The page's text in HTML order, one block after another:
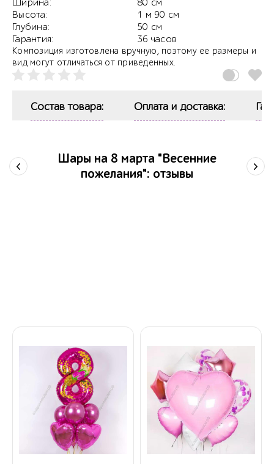
Высота:
Глубина:
Гарантия:
1 м 90 см
50 см
36 часов
Композиция изготовлена вручную, поэтому ее размеры и
вид могут отличаться от приведенных.
Состав товара: Оплата и доставка:
Шары на 8 марта "Весенние
пожелания": отзывы